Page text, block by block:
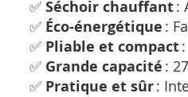
✅ Séchoir chauffant:
✅ Éco-énergétique :
✅ Pliable et compact
✅ Grande capacité :
✅ Pratique et sûr: